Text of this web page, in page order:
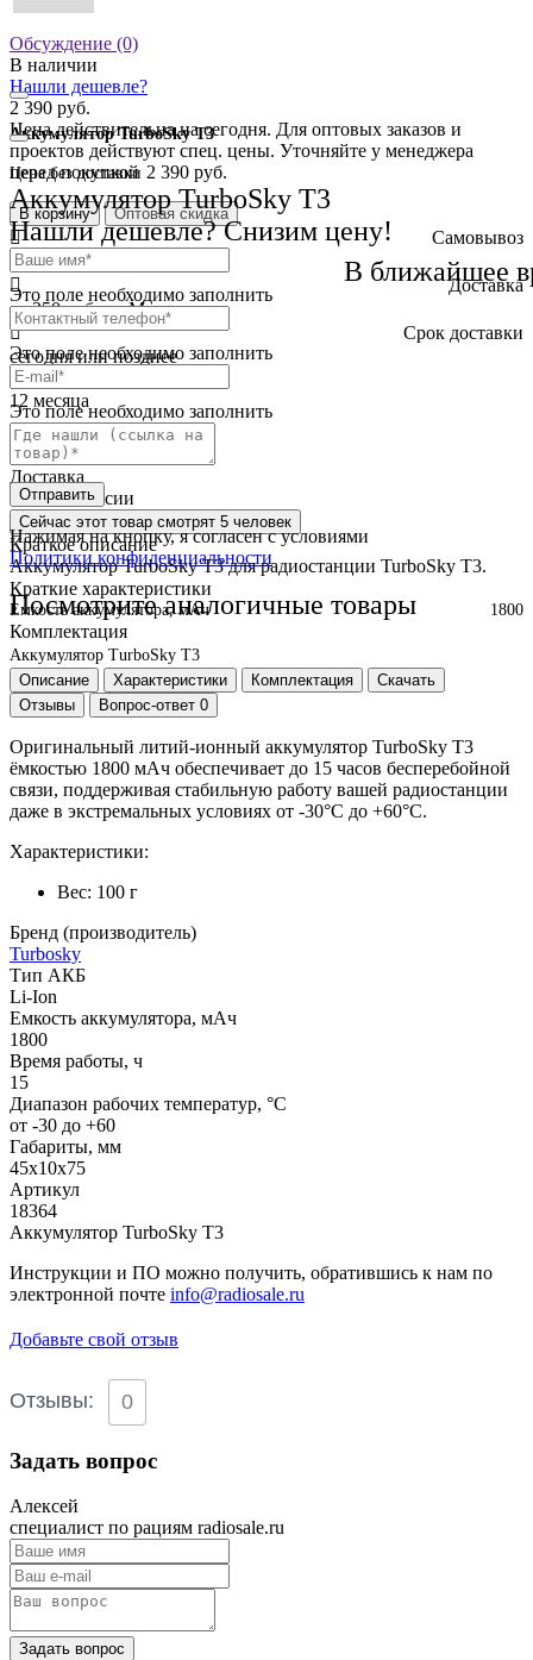
Обсуждение (0)
Аккумулятор TurboSky T3
Цена без доставки 2 390 руб.
Аккумулятор TurboSky T3
Нашли дешевле? Снизим цену!
Это поле необходимо заполнить
Это поле необходимо заполнить
Это поле необходимо заполнить
Отправить
Нажимая на кнопку, я согласен с условиями
Политики конфиденциальности
Посмотрите аналогичные товары
В наличии
Нашли дешевле?
В ближайшее
2 390 руб.
Цена действительна на сегодня. Для оптовых заказов и
проектов действуют спец. цены. Уточняйте у менеджера
перед покупкой
В корзину Оптовая скидка
Самовывоз
бесплатно
Доставка
от 250 руб. по Москве
Cрок доставки
сегодня или позднее
Гарантия
12 месяца
Обмен и возврат
2 недели
Доставка
по всей России
Сейчас этот товар смотрят 5 человек
Краткое описание
Аккумулятор TurboSky T3 для радиостанции TurboSky T3.
Краткие характеристики
Емкость аккумулятора, мАч 1800
Комплектация
Аккумулятор TurboSky T3
Описание
Характеристики Комплектация
Скачать
Отзывы
Вопрос-ответ 0
Оригинальный литий-ионный аккумулятор TurboSky T3
ёмкостью 1800 мАч обеспечивает до 15 часов бесперебойной
связи, поддерживая стабильную работу вашей радиостанции
даже в экстремальных условиях от -30°C до +60°C.
Характеристики:
Вес: 100 г
Бренд (производитель)
Turbosky
Тип АКБ
Li-Ion
Емкость аккумулятора, мАч
1800
Время работы, ч
15
Диапазон рабочих температур, °С
от -30 до +60
Габариты, мм
45х10х75
Артикул
18364
Аккумулятор TurboSky T3
Инструкции и ПО можно получить, обратившись к нам по
электронной почте info@radiosale.ru
Добавьте свой отзыв
Отзывы: 0
Задать вопрос
Алексей
специалист по рациям radiosale.ru
Задать вопрос